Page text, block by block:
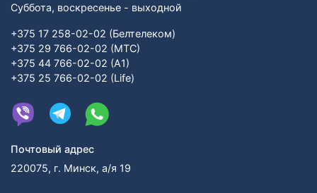
Суббота, воскресенье - выходной
+375 17 258-02-02 (Белтелеком)
+375 29 766-02-02 (МТС)
+375 44 766-02-02 (А1)
+375 25 766-02-02 (Life)
Почтовый адрес
220075, г. Минск, а/я 19